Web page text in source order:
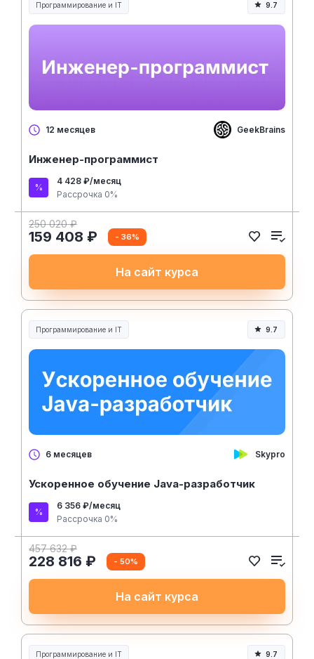
Программирование и IT 9.7
12 месяцев GeekBrains
Инженер-программист
4 428 ₽/месяц
Рассрочка 0%
250 020 ₽
159 408 ₽ - 36%
На сайт курса
Программирование и IT 9.7
6 месяцев Skypro
Ускоренное обучение Java-разработчик
6 356 ₽/месяц
Рассрочка 0%
457 632 ₽
228 816 ₽ - 50%
На сайт курса
Программирование и IT 9.7